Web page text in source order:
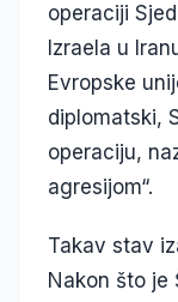
operaciji
Izraela u
Evropske
diplomatski,
operaciju,
agresijom“.
Takav stav
Nakon što je